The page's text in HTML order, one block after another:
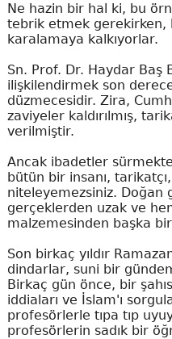
Ne hazin bir hal ki, bu
tebrik etmek gerekirken,
karalamaya kalkıyorlar.
Sn. Prof. Dr. Haydar Baş
ilişkilendirmek son
düzmecesidir. Zira,
zaviyeler kaldırılmış,
verilmiştir.
Ancak ibadetler
bütün bir insanı,
niteleyemezsiniz. Doğan
gerçeklerden uzak ve
malzemesinden başka
Son birkaç yıldır
dindarlar, suni bir
Birkaç gün önce, bir
iddiaları ve İslam'ı
profesörlerle tıpa tıp
profesörlerin sadık bir